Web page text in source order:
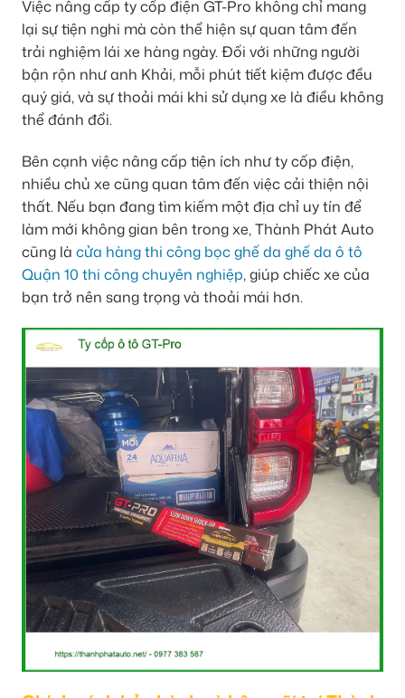
Việc nâng cấp ty cốp điện GT-Pro không chỉ mang
lại sự tiện nghi mà còn thể hiện sự quan tâm đến
trải nghiệm lái xe hàng ngày. Đối với những người
bận rộn như anh Khải, mỗi phút tiết kiệm được đều
quý giá, và sự thoải mái khi sử dụng xe là điều không
thể đánh đổi.
Bên cạnh việc nâng cấp tiện ích như ty cốp điện,
nhiều chủ xe cũng quan tâm đến việc cải thiện nội
thất. Nếu bạn đang tìm kiếm một địa chỉ uy tín để
làm mới không gian bên trong xe, Thành Phát Auto
cũng là cửa hàng thi công bọc ghế da ghế da ô tô
Quận 10 thi công chuyên nghiệp, giúp chiếc xe của
bạn trở nên sang trọng và thoải mái hơn.